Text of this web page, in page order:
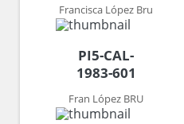
Francisca López Bru
PI5-CAL-
1983-601
Fran López BRU